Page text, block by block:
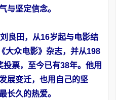
与坚定信念。
良田，从16岁起与电影结
大众电影》杂志，并从198
票，至今已有38年。他用
展变迁，也用自己的坚
长久的热爱。